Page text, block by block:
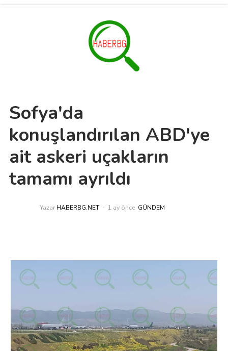
Sofya'da
konuşlandırılan ABD'ye
ait askeri uçakların
tamamı ayrıldı
Yazar HABERBG.NET 1 ay önce GÜNDEM